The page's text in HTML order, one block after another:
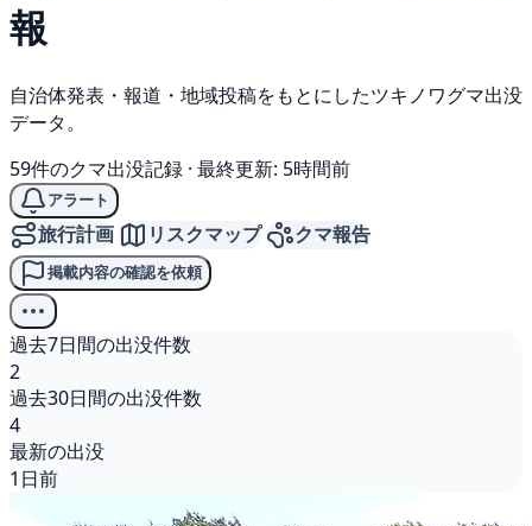
報
自治体発表・報道・地域投稿をもとにしたツキノワグマ出没
データ。
59件のクマ出没記録 · 最終更新: 5時間前
アラート
旅行計画 リスクマップ クマ報告
掲載内容の確認を依頼
過去7日間の出没件数
2
過去30日間の出没件数
4
最新の出没
1日前